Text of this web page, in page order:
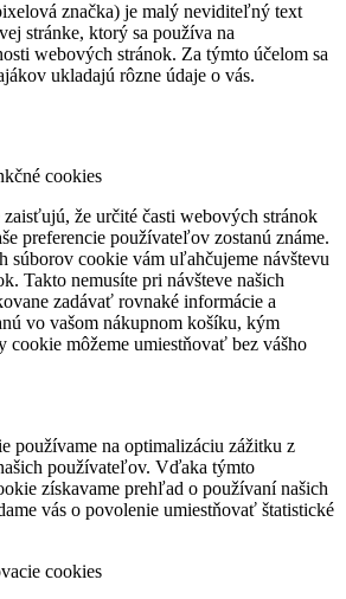
značka) je malý neviditeľný text
stránke, ktorý sa používa na
webových stránok. Za týmto účelom sa
ukladajú rôzne údaje o vás.
cookies
že určité časti webových stránok
preferencie používateľov zostanú známe.
súborov cookie vám uľahčujeme návštevu
Takto nemusíte pri návšteve našich
zadávať rovnaké informácie a
vo vašom nákupnom košíku, kým
cookie môžeme umiestňovať bez vášho
používame na optimalizáciu zážitku z
používateľov. Vďaka týmto
získavame prehľad o používaní našich
vás o povolenie umiestňovať štatistické
cookies